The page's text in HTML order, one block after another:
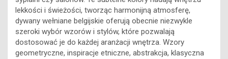
popularnym wyborem w aranżacjach dziecięcych pokoi,
sypialni czy salonów. Te subtelne kolory nadają wnętrzu
lekkości i świeżości, tworząc harmonijną atmosferę,
dywany wełniane belgijskie oferują obecnie niezwykle
szeroki wybór wzorów i stylów, które pozwalają